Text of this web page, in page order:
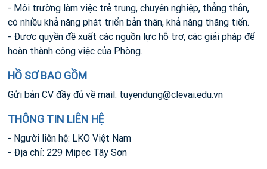
- Môi trường làm việc trẻ trung, chuyên nghiệp, thẳng thắn,
có nhiều khả năng phát triển bản thân, khả năng thăng tiến.
- Được quyền đề xuất các nguồn lực hỗ trợ, các giải pháp để
hoàn thành công việc của Phòng.
HỒ SƠ BAO GỒM
Gửi bản CV đầy đủ về mail: tuyendung@clevai.edu.vn
THÔNG TIN LIÊN HỆ
- Người liên hệ: LKO Việt Nam
- Địa chỉ: 229 Mipec Tây Sơn